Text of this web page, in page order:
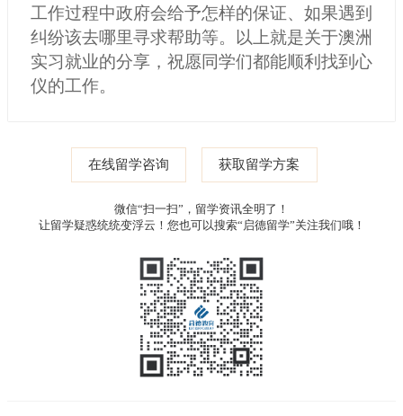
工作过程中政府会给予怎样的保证、如果遇到
纠纷该去哪里寻求帮助等。以上就是关于澳洲
实习就业的分享，祝愿同学们都能顺利找到心
仪的工作。
在线留学咨询 获取留学方案
微信“扫一扫”，留学资讯全明了！
让留学疑惑统统变浮云！您也可以搜索“启德留学”关注我们哦！